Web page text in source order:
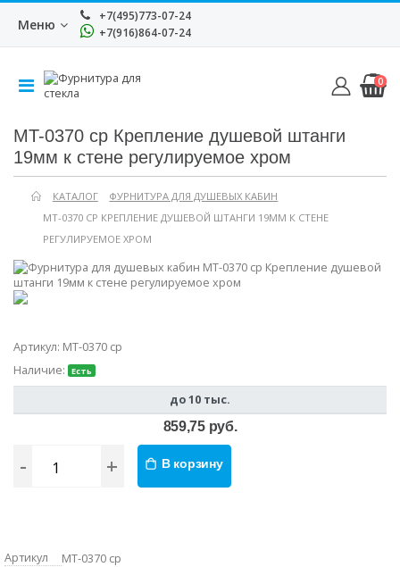
Меню
+7(495)773-07-24
+7(916)864-07-24
0
MT-0370 cp Крепление душевой штанги
19мм к стене регулируемое хром
КАТАЛОГ
ФУРНИТУРА ДЛЯ ДУШЕВЫХ КАБИН
MT-0370 CP КРЕПЛЕНИЕ ДУШЕВОЙ ШТАНГИ 19ММ К СТЕНЕ
РЕГУЛИРУЕМОЕ ХРОМ
Артикул: MT-0370 cp
Наличие:
Есть
до 10 тыс.
859,75 руб.
- + В корзину
Артикул MT-0370 cp